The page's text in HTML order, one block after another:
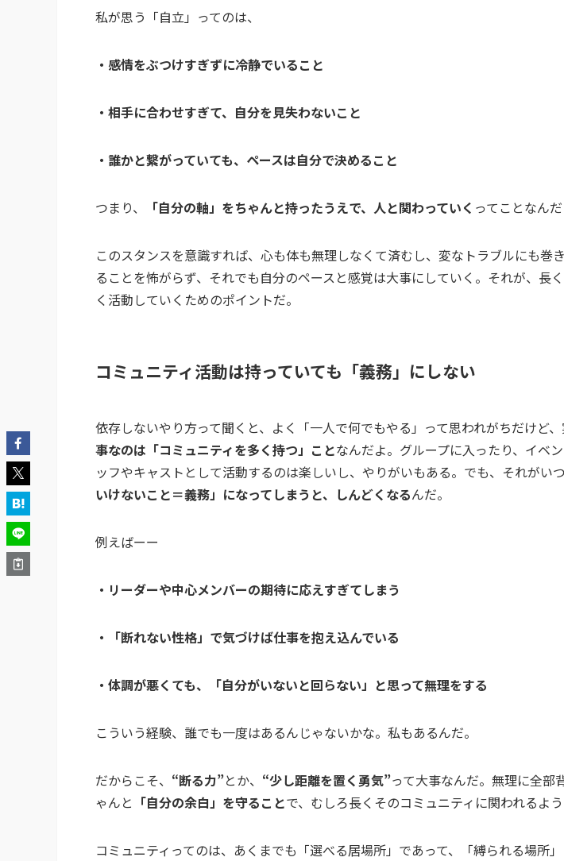
私が思う「自立」ってのは、
・感情をぶつけすぎずに冷静でいること
・相手に合わせすぎて、自分を見失わないこと
・誰かと繋がっていても、ペースは自分で決めること
つまり、 「自分の軸」をちゃんと持ったうえで、人と関わっていく ってことなんだ
このスタンスを意識すれば、心も体も無理しなくて済むし、変なトラブルにも巻
ることを怖がらず、それでも自分のペースと感覚は大事にしていく。それが、長
く活動していくためのポイントだ。
コミュニティ活動は持っていても「義務」にしない
依存しないやり方って聞くと、よく「一人で何でもやる」って思われがちだけど、
事なのは「コミュニティを多く持つ」ことなんだよ。グループに入ったり、イベ
ッフやキャストとして活動するのは楽しいし、やりがいもある。でも、それがい
いけないこと＝義務」になってしまうと、しんどくなるんだ。
例えばーー
・リーダーや中心メンバーの期待に応えすぎてしまう
・「断れない性格」で気づけば仕事を抱え込んでいる
・体調が悪くても、「自分がいないと回らない」と思って無理をする
こういう経験、誰でも一度はあるんじゃないかな。私もあるんだ。
だからこそ、 “断る力”とか、 “少し距離を置く勇気”って大事なんだ。無理に全部
ゃんと 「自分の余白」を守ることで、むしろ長くそのコミュニティに関われるよう
コミュニティってのは、あくまでも「選べる居場所」であって、「縛られる場所」